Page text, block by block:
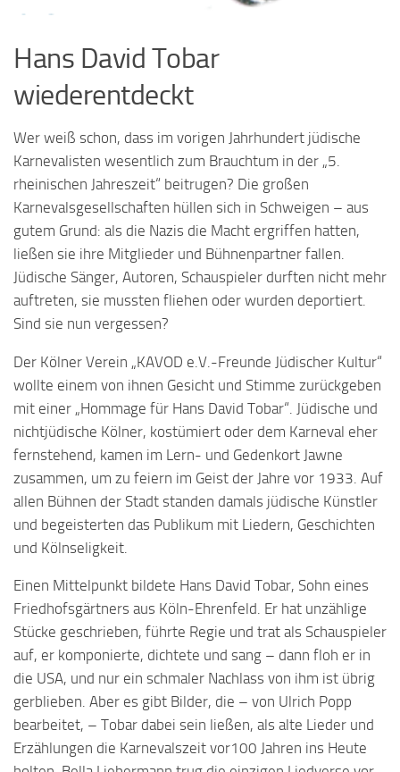
Hans David Tobar
wiederentdeckt
Wer weiß schon, dass im vorigen Jahrhundert jüdische
Karnevalisten wesentlich zum Brauchtum in der „5.
rheinischen Jahreszeit“ beitrugen? Die großen
Karnevalsgesellschaften hüllen sich in Schweigen – aus
gutem Grund: als die Nazis die Macht ergriffen hatten,
ließen sie ihre Mitglieder und Bühnenpartner fallen.
Jüdische Sänger, Autoren, Schauspieler durften nicht mehr
auftreten, sie mussten fliehen oder wurden deportiert.
Sind sie nun vergessen?
Der Kölner Verein „KAVOD e.V.-Freunde Jüdischer Kultur“
wollte einem von ihnen Gesicht und Stimme zurückgeben
mit einer „Hommage für Hans David Tobar“. Jüdische und
nichtjüdische Kölner, kostümiert oder dem Karneval eher
fernstehend, kamen im Lern- und Gedenkort Jawne
zusammen, um zu feiern im Geist der Jahre vor 1933. Auf
allen Bühnen der Stadt standen damals jüdische Künstler
und begeisterten das Publikum mit Liedern, Geschichten
und Kölnseligkeit.
Einen Mittelpunkt bildete Hans David Tobar, Sohn eines
Friedhofsgärtners aus Köln-Ehrenfeld. Er hat unzählige
Stücke geschrieben, führte Regie und trat als Schauspieler
auf, er komponierte, dichtete und sang – dann floh er in
die USA, und nur ein schmaler Nachlass von ihm ist übrig
gerblieben. Aber es gibt Bilder, die – von Ulrich Popp
bearbeitet, – Tobar dabei sein ließen, als alte Lieder und
Erzählungen die Karnevalszeit vor100 Jahren ins Heute